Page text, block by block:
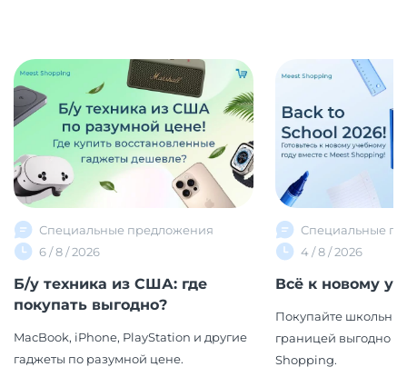
Специальные предложения
6 / 8 / 2026
Б/у техника из США: где
покупать выгодно?
MacBook, iPhone, PlayStation и другие
гаджеты по разумной цене.
Специальные
4 / 8 / 2026
Всё к новому
Покупайте
границей выгодно
Shopping.